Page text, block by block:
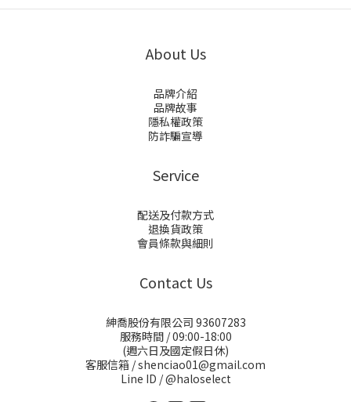
About Us
品牌介紹
品牌故事
隱私權政策
防詐騙宣導
Service
配送及付款方式
退換貨政策
會員條款與細則
Contact Us
紳喬股份有限公司 93607283
服務時間 / 09:00-18:00
(週六日及國定假日休)
客服信箱 / shenciao01@gmail.com
Line ID / @haloselect